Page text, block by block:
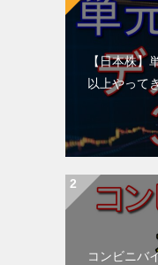
【日本株】
以上やって
コンビニバ